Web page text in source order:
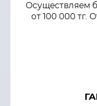
Осуществляем
от 100 000 тг.